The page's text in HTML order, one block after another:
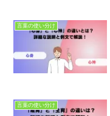
言葉の使い分け
言葉の使い分け